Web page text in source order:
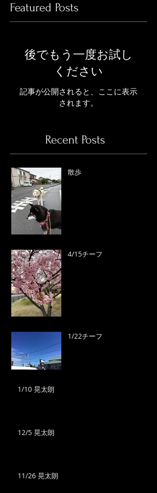
Featured Posts
後でもう一度お試し
ください
記事が公開されると、ここに表示
されます。
Recent Posts
散歩
4/15チーフ
1/22チーフ
1/10 晃太朗
12/5 晃太朗
11/26 晃太朗